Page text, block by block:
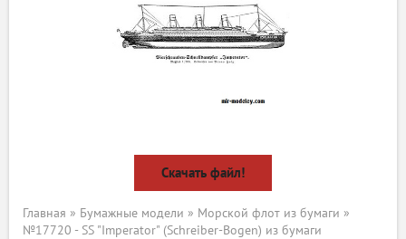
Скачать файл!
Главная » Бумажные модели » Морской флот из бумаги »
№17720 - SS "Imperator" (Schreiber-Bogen) из бумаги